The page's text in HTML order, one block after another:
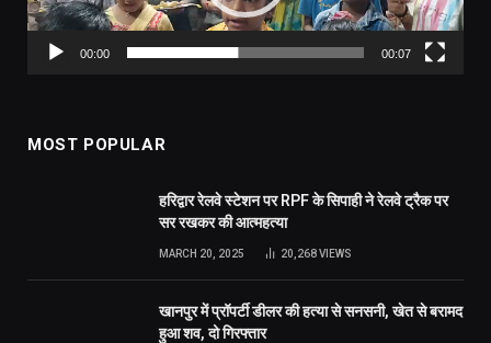
00:00 00:07
MOST POPULAR
हरिद्वार रेलवे स्टेशन पर RPF के सिपाही ने रेलवे ट्रैक पर
सर रखकर की आत्महत्या
MARCH 20, 2025 20,268VIEWS
खानपुर में प्रॉपर्टी डीलर की हत्या से सनसनी, खेत से बरामद
हुआ शव, दो गिरफ्तार